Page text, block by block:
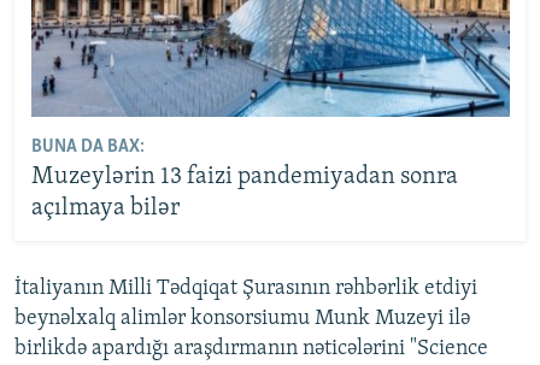
BUNA DA BAX:
Muzeylərin 13 faizi pandemiyadan sonra
açılmaya bilər
İtaliyanın Milli Tədqiqat Şurasının rəhbərlik etdiyi
beynəlxalq alimlər konsorsiumu Munk Muzeyi ilə
birlikdə apardığı araşdırmanın nəticələrini "Science